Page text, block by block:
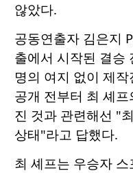
않았다.
공동연출자 김은지
출에서 시작된 결승
명의 여지 없이 제
공개 전부터 최 셰
진 것과 관련해선 "
상태"라고 답했다.
최 셰프는 우승자